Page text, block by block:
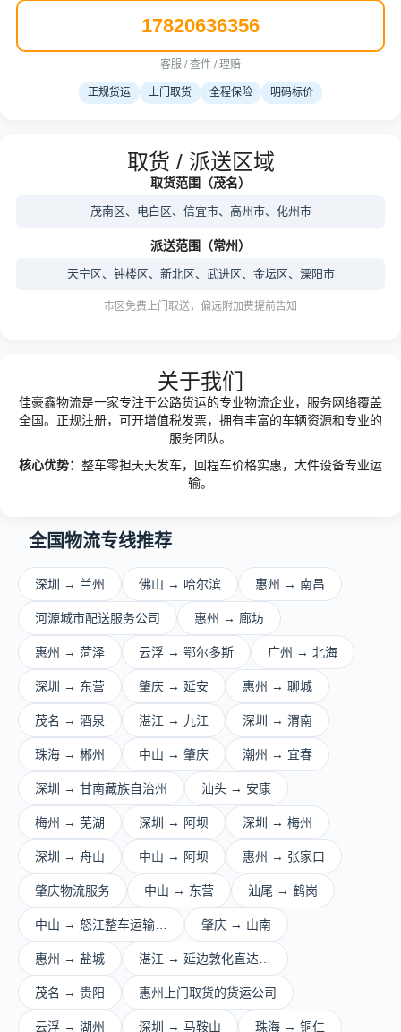
17820636356
客服 / 查件 / 理赔
正规货运 上门取货 全程保险 明码标价
取货 / 派送区域
取货范围（茂名）
茂南区、电白区、信宜市、高州市、化州市
派送范围（常州）
天宁区、钟楼区、新北区、武进区、金坛区、溧阳市
市区免费上门取送，偏远附加费提前告知
关于我们
佳豪鑫物流是一家专注于公路货运的专业物流企业，服务网络覆盖
全国。正规注册，可开增值税发票，拥有丰富的车辆资源和专业的
服务团队。
核心优势： 整车零担天天发车，回程车价格实惠，大件设备专业运
输。
全国物流专线推荐
深圳 → 兰州 佛山 → 哈尔滨 惠州 → 南昌
河源城市配送服务公司 惠州 → 廊坊
惠州 → 菏泽 云浮 → 鄂尔多斯 广州 → 北海
深圳 → 东营 肇庆 → 延安 惠州 → 聊城
茂名 → 酒泉 湛江 → 九江 深圳 → 渭南
珠海 → 郴州 中山 → 肇庆 潮州 → 宜春
深圳 → 甘南藏族自治州 汕头 → 安康
梅州 → 芜湖 深圳 → 阿坝 深圳 → 梅州
深圳 → 舟山 中山 → 阿坝 惠州 → 张家口
肇庆物流服务 中山 → 东营 汕尾 → 鹤岗
中山 → 怒江整车运输… 肇庆 → 山南
惠州 → 盐城 湛江 → 延边敦化直达…
茂名 → 贵阳 惠州上门取货的货运公司
云浮 → 湖州 深圳 → 马鞍山 珠海 → 铜仁